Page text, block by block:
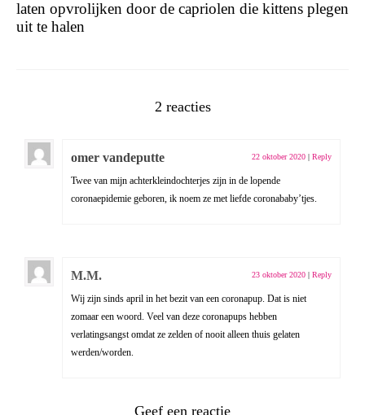
laten opvrolijken door de capriolen die kittens plegen
uit te halen
2 reacties
omer vandeputte 22 oktober 2020 | Reply
Twee van mijn achterkleindochterjes zijn in de lopende
coronaepidemie geboren, ik noem ze met liefde coronababy’tjes.
M.M. 23 oktober 2020 | Reply
Wij zijn sinds april in het bezit van een coronapup. Dat is niet
zomaar een woord. Veel van deze coronapups hebben
verlatingsangst omdat ze zelden of nooit alleen thuis gelaten
werden/worden.
Geef een reactie